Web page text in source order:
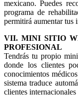
mexicano. Puedes
programa de
permitirá aumentar tus
VII. MINI SITIO
PROFESIONAL
Tendrás tu propio
donde los clientes
conocimientos
sistema traduce
clientes